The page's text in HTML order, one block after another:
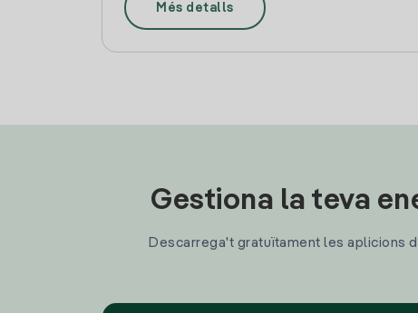
Més detalls
Gestiona la teva
Descarrega't gratuïtament les aplicions